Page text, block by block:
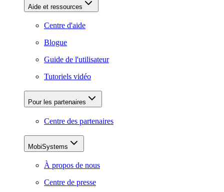
Aide et ressources
Centre d'aide
Blogue
Guide de l'utilisateur
Tutoriels vidéo
Pour les partenaires
Centre des partenaires
MobiSystems
À propos de nous
Centre de presse